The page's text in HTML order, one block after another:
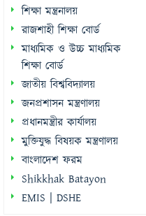
শিক্ষা মন্ত্রনালয়
রাজশাহী শিক্ষা বোর্ড
মাধ্যমিক ও উচ্চ মাধ্যমিক
শিক্ষা বোর্ড
জাতীয় বিশ্ববিদ্যালয়
জনপ্রশাসন মন্ত্রণালয়
প্রধানমন্ত্রীর কার্যালয়
মুক্তিযুদ্ধ বিষয়ক মন্ত্রণালয়
বাংলাদেশ ফরম
Shikkhak Batayon
EMIS | DSHE